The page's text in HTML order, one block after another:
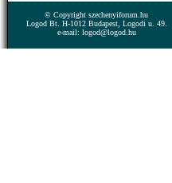
© Copyright szechenyiforum.hu
Logod Bt. H-1012 Budapest, Logodi u. 49.
e-mail: logod@logod.hu